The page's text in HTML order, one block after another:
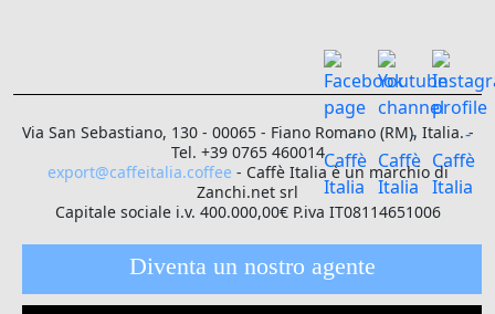
Via San Sebastiano, 130 - 00065 - Fiano Romano (RM), Italia. -
Tel. +39 0765 460014
export@caffeitalia.coffee - Caffè Italia è un marchio di
Zanchi.net srl
Capitale sociale i.v. 400.000,00€ P.iva IT08114651006
Diventa un nostro agente